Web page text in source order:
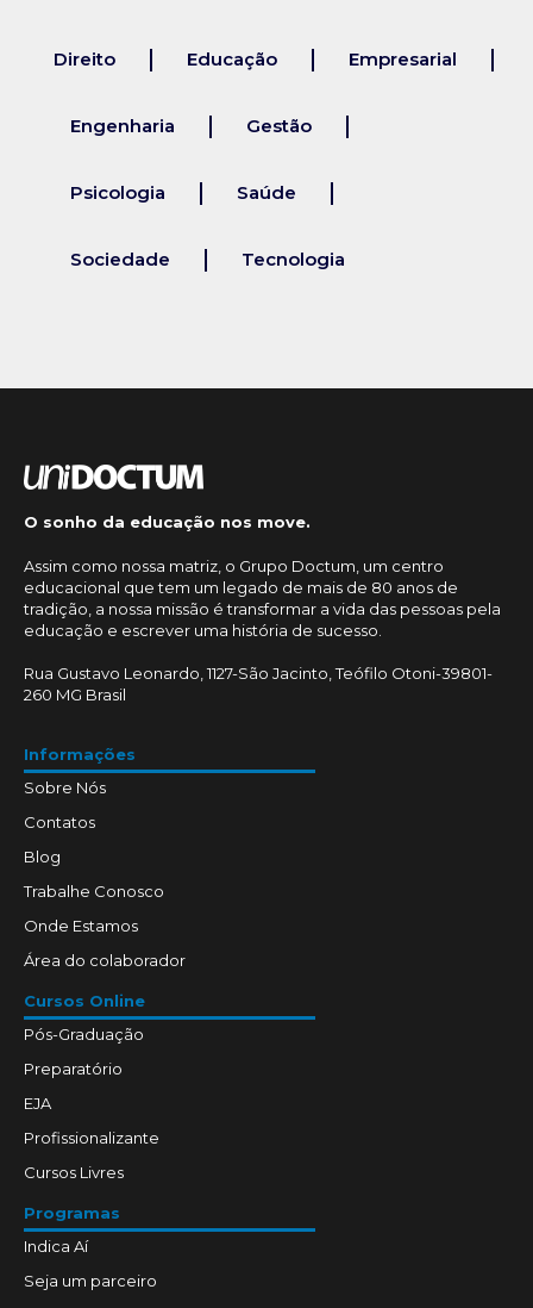
Direito Educação Empresarial
Engenharia Gestão
Psicologia Saúde
Sociedade Tecnologia
O sonho da educação nos move.
Assim como nossa matriz, o Grupo Doctum, um centro
educacional que tem um legado de mais de 80 anos de
tradição, a nossa missão é transformar a vida das pessoas pela
educação e escrever uma história de sucesso.
Rua Gustavo Leonardo, 1127-São Jacinto, Teófilo Otoni-39801-
260 MG Brasil
Informações
Sobre Nós
Contatos
Blog
Trabalhe Conosco
Onde Estamos
Área do colaborador
Cursos Online
Pós-Graduação
Preparatório
EJA
Profissionalizante
Cursos Livres
Programas
Indica Aí
Seja um parceiro